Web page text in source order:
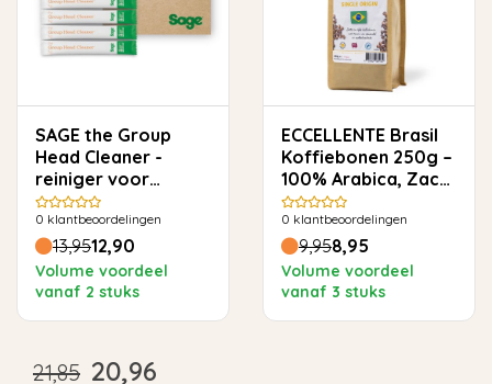
SAGE the Group
Head Cleaner -
reiniger voor
espressomachines -
6 x 5g (SCC201)
0 klantbeoordelingen
13,9512,90
Volume voordeel
vanaf 2 stuks
ECCELLENTE Brasil
Koffiebonen 250g –
100% Arabica, Zacht
& Rond
0 klantbeoordelingen
9,958,95
Volume voordeel
vanaf 3 stuks
21,85 20,96